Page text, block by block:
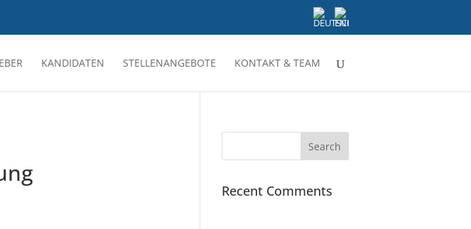
KANDIDATEN STELLENANGEBOTE KONTAKT & TEAM
Recent Comments